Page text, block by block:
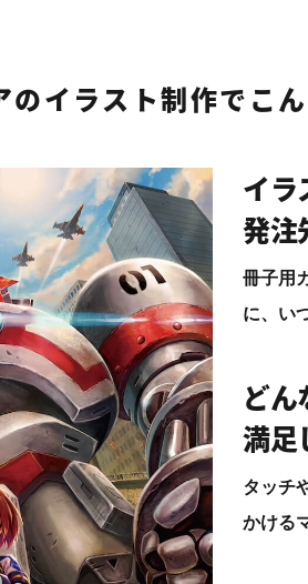
のイラスト制作でこ
イラ
発注
冊子用
に、い
ど
満足
タッチ
かける